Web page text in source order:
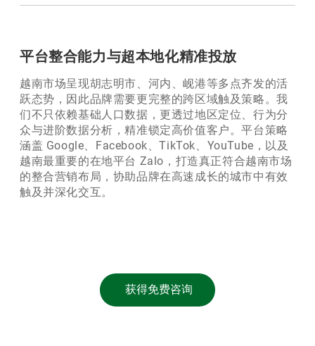
平台整合能力与超本地化精准投放
越南市场呈现胡志明市、河内、岘港等多点齐发的活
跃态势，因此品牌需要更完整的跨区域触及策略。我
们不只依赖基础人口数据，更透过地区定位、行为分
众与进阶数据分析，精准锁定高价值客户。平台策略
涵盖 Google、Facebook、TikTok、YouTube，以及
越南最重要的在地平台 Zalo，打造真正符合越南市场
的整合营销布局，协助品牌在高速成长的城市中有效
触及并深化交互。
获得免费咨询